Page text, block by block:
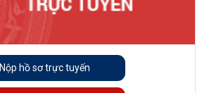
Nộp hồ sơ trực tuyến